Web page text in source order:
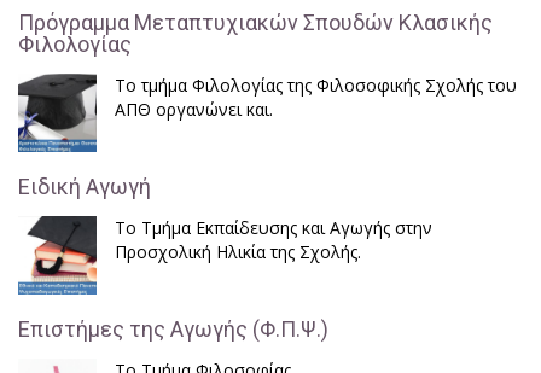
Πρόγραμμα Μεταπτυχιακών Σπουδών Κλασικής
Φιλολογίας
Το τμήμα Φιλολογίας της Φιλοσοφικής Σχολής του
ΑΠΘ οργανώνει και.
Ειδική Αγωγή
Το Τμήμα Εκπαίδευσης και Αγωγής στην
Προσχολική Ηλικία της Σχολής.
Επιστήμες της Αγωγής (Φ.Π.Ψ.)